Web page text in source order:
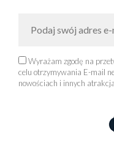
Wyrażam zgodę na
celu otrzymywania E-mail
nowościach i innych